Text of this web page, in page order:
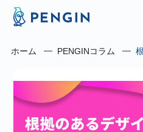
ホーム PENGINコラム